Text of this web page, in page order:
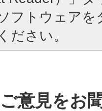
フトウェア
ださい。
意見をお